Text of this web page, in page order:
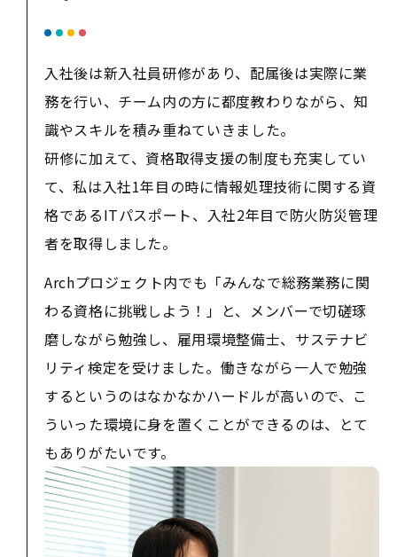
入社後は新入社員研修があり、配属後は実際に業
務を行い、チーム内の方に都度教わりながら、知
識やスキルを積み重ねていきました。
研修に加えて、資格取得支援の制度も充実してい
て、私は入社1年目の時に情報処理技術に関する資
格であるITパスポート、入社2年目で防火防災管理
者を取得しました。
Archプロジェクト内でも「みんなで総務業務に関
わる資格に挑戦しよう！」と、メンバーで切磋琢
磨しながら勉強し、雇用環境整備士、サステナビ
リティ検定を受けました。働きながら一人で勉強
するというのはなかなかハードルが高いので、こ
ういった環境に身を置くことができるのは、とて
もありがたいです。